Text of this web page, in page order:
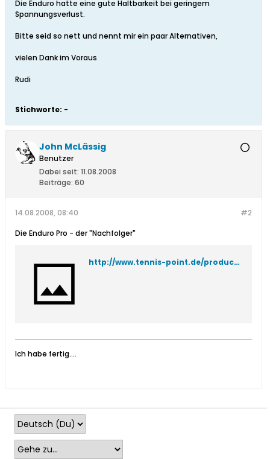
Die Enduro hatte eine gute Haltbarkeit bei geringem
Spannungsverlust.
Bitte seid so nett und nennt mir ein paar Alternativen,
vielen Dank im Voraus
Rudi
Stichworte: -
John McLässig
Benutzer
Dabei seit: 11.08.2008
Beiträge: 60
#2
14.08.2008, 08:40
Die Enduro Pro - der "Nachfolger"
http://www.tennis-point.de/products/de/Hersteller-Welten/Wilson/Tennissaiten-Rollen/Enduro-Pro-200m-silber.html
Ich habe fertig....